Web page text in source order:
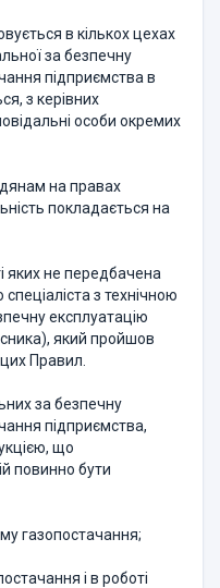
в кількох цехах
за безпечну
підприємства в
з керівних
особи окремих
на правах
покладається на
яких не передбачена
з технічною
експлуатацію
який пройшов
Правил.
за безпечну
підприємства,
що
повинно бути
газопостачання;
і в роботі